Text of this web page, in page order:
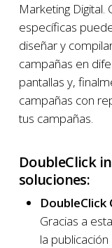
Marketing
específicas
diseñar y
campañas en
pantallas y,
campañas con
tus campañas.
DoubleClick
soluciones:
Gracias a
la